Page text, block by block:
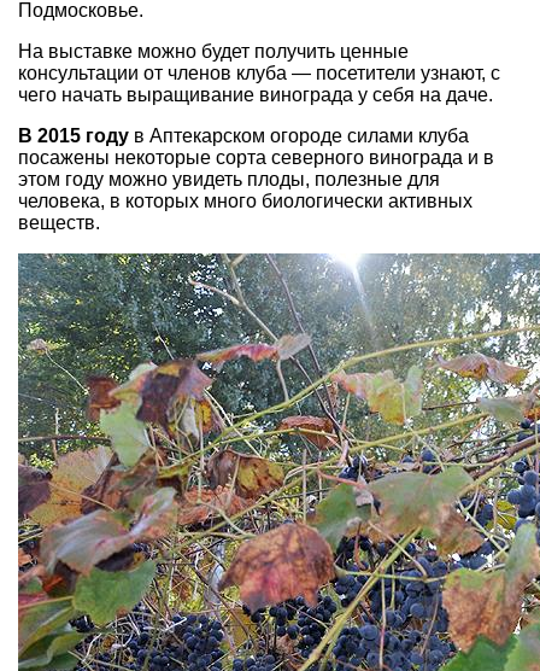
Подмосковье.
На выставке можно будет получить ценные
консультации от членов клуба — посетители узнают, с
чего начать выращивание винограда у себя на даче.
В 2015 году в Аптекарском огороде силами клуба
посажены некоторые сорта северного винограда и в
этом году можно увидеть плоды, полезные для
человека, в которых много биологически активных
веществ.